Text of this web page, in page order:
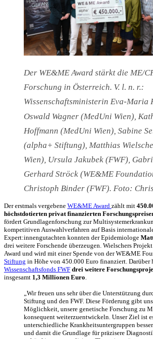
Der WE&ME Award stärkt die ME/
Forschung in Österreich. V. l. n. r.:
Wissenschaftsministerin Eva-Maria
Oswald Wagner (MedUni Wien),
Hoffmann (MedUni Wien), Sabine
(alpha+ Stiftung), Matthias
Wien), Ursula Jakubek (FWF),
Gerhard Ströck (WE&ME
Christoph Binder (FWF). Foto:
Der erstmals vergebene WE&ME Award zählt mit
höchstdotierten privat finanzierten
fördert Grundlagenforschung zur
kompetitiven Auswahlverfahren auf Basis
Expert:innengutachten konnten der Epidemiologe
drei weitere Forschende überzeugen. Wielschers
Award und wird mit einer Spende von der WE&ME
Stiftung in Höhe von 450.000 Euro finanziert. Darüber
Wissenschaftsfonds FWF drei weitere
insgesamt 1,3 Millionen Euro
„Wir freuen uns sehr über die Unterstützung
Stiftung und den FWF. Diese Förderung gibt
Möglichkeit, unsere genetische Forschung zu
konsequent weiterzuentwickeln. Unser Ziel ist
unterschiedliche Krankheitsuntergruppen
und damit die Grundlage für präzisere